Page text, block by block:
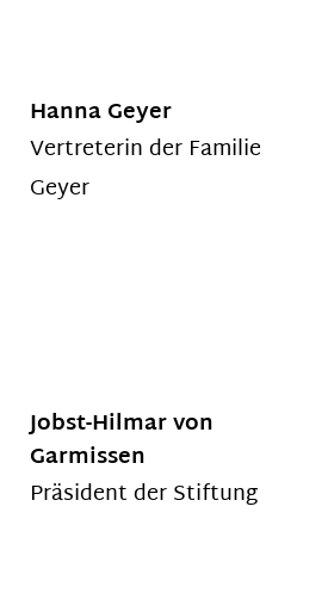
Hanna Geyer
Vertreterin der Familie
Geyer
Jobst-Hilmar von
Garmissen
Präsident der Stiftung